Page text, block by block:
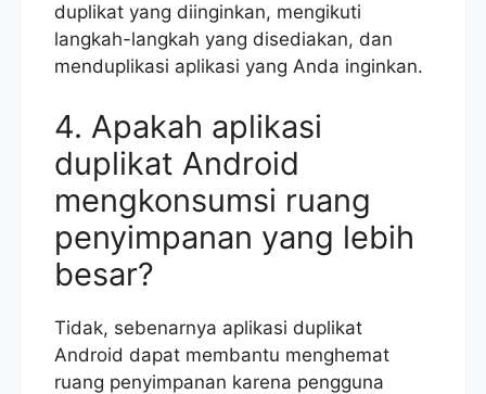
duplikat yang diinginkan, mengikuti
langkah-langkah yang disediakan, dan
menduplikasi aplikasi yang Anda inginkan.
4. Apakah aplikasi
duplikat Android
mengkonsumsi ruang
penyimpanan yang lebih
besar?
Tidak, sebenarnya aplikasi duplikat
Android dapat membantu menghemat
ruang penyimpanan karena pengguna